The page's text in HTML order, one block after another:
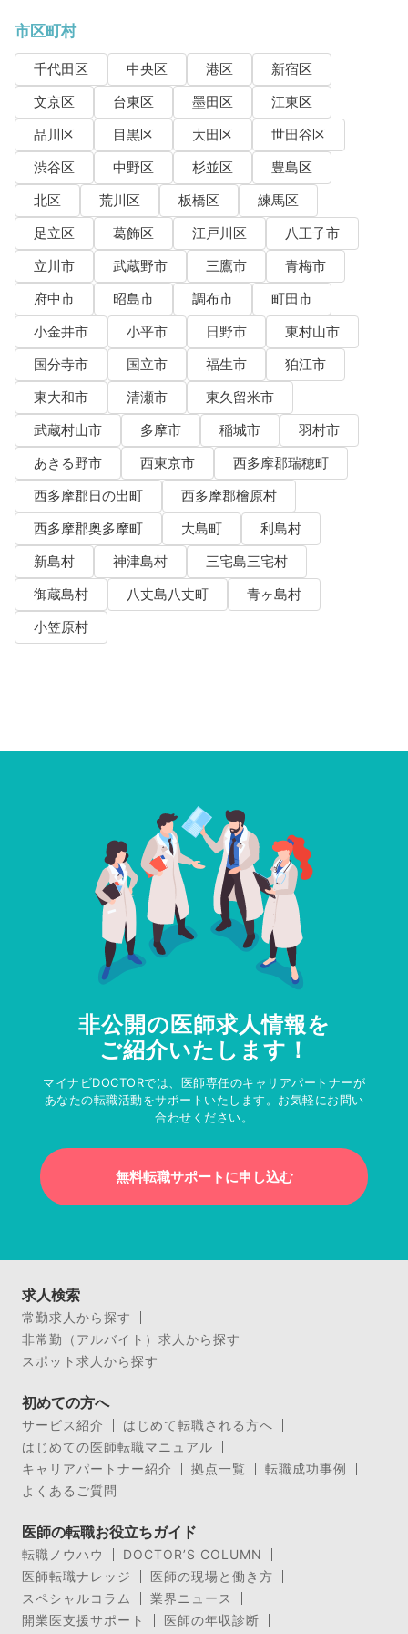
市区町村
千代田区 中央区 港区
新宿区
文京区
台東区 墨田区
江東区
品川区
目黒区 大田区
世田谷区
渋谷区
中野区 杉並区
豊島区
北区
荒川区 板橋区
練馬区
足立区
葛飾区 江戸川区
八王子市
立川市
武蔵野市 三鷹市
青梅市
府中市
昭島市 調布市
町田市
小金井市
小平市 日野市
東村山市
国分寺市
国立市 福生市
狛江市
東大和市
清瀬市
東久留米市
武蔵村山市
多摩市 稲城市
羽村市
あきる野市
西東京市
西多摩郡瑞穂町
西多摩郡日の出町
西多摩郡檜原村
西多摩郡奥多摩町
大島町
利島村
新島村
神津島村
三宅島三宅村
御蔵島村
八丈島八丈町
青ヶ島村
小笠原村
非公開の医師求人情報を
ご紹介いたします！
マイナビDOCTORでは、医師専任のキャリアパートナーが
あなたの転職活動をサポートいたします。お気軽にお問い
合わせください。
無料転職サポートに申し込む
求人検索
常勤求人から探す
非常勤（アルバイト）求人から探す
スポット求人から探す
初めての方へ
サービス紹介
はじめて転職される方へ
はじめての医師転職マニュアル
キャリアパートナー紹介
拠点一覧
転職成功事例
よくあるご質問
医師の転職お役立ちガイド
転職ノウハウ
DOCTOR’S COLUMN
医師転職ナレッジ
医師の現場と働き方
スペシャルコラム
業界ニュース
開業医支援サポート
医師の年収診断